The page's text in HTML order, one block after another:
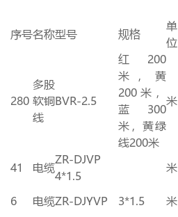
序号名称型号 规格
单
位
280
多股
软铜
线
BVR-2.5
红 200
米，黄
200 米，
蓝 300
米，黄绿
线200米
米
41 电缆
ZR-DJVP
4*1.5
米
6
电缆ZR-DJYVP 3*1.5 米